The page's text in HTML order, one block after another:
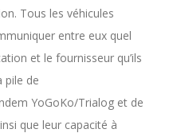
Tous les véhicules
entre eux quel
et le fournisseur qu’ils
pile de
YoGoKo/Trialog et de
que leur capacité à